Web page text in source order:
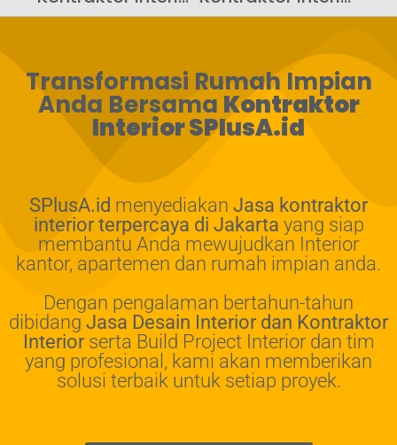
Transformasi Rumah Impian
Anda Bersama Kontraktor
Interior SPlusA.id
SPlusA.id menyediakan Jasa kontraktor
interior terpercaya di Jakarta yang siap
membantu Anda mewujudkan Interior
kantor, apartemen dan rumah impian anda.
Dengan pengalaman bertahun-tahun
dibidang Jasa Desain Interior dan Kontraktor
Interiorserta Build Project Interior dan tim
yang profesional, kami akan memberikan
solusi terbaik untuk setiap proyek.